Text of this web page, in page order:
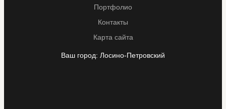
Портфолио
Контакты
Карта сайта
Ваш город: Лосино-Петровский